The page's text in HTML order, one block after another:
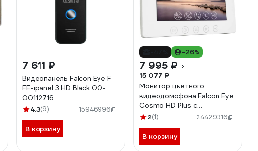
7 611 ₽
Видеопанель Falcon Eye F
FE-ipanel 3 HD Black 00-
00112716
4.3(9) 15946996
В корзину
-26%
7 995 ₽
15 077 ₽
Монитор цветного
видеодомофона Falcon Eye
Cosmo HD Plus с
поддержкой форматов 00-
2(1) 24429316
В корзину